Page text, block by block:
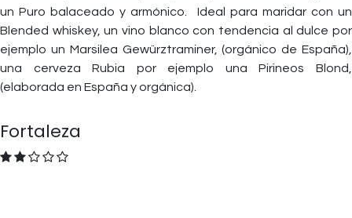
un Puro balaceado y armónico. Ideal para maridar con un
Blended whiskey, un vino blanco con tendencia al dulce por
ejemplo un Marsilea Gewürztraminer, (orgánico de España),
una cerveza Rubia por ejemplo una Pirineos Blond,
(elaborada en España y orgánica).
Fortaleza